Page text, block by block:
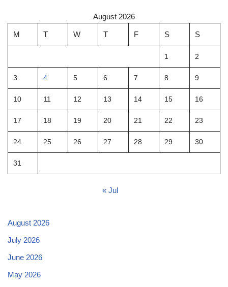
August 2026
M T W T F S S
1 2
3 4 5 6 7 8 9
10 11 12 13 14 15 16
17 18 19 20 21 22 23
24 25 26 27 28 29 30
31
« Jul
August 2026
July 2026
June 2026
May 2026